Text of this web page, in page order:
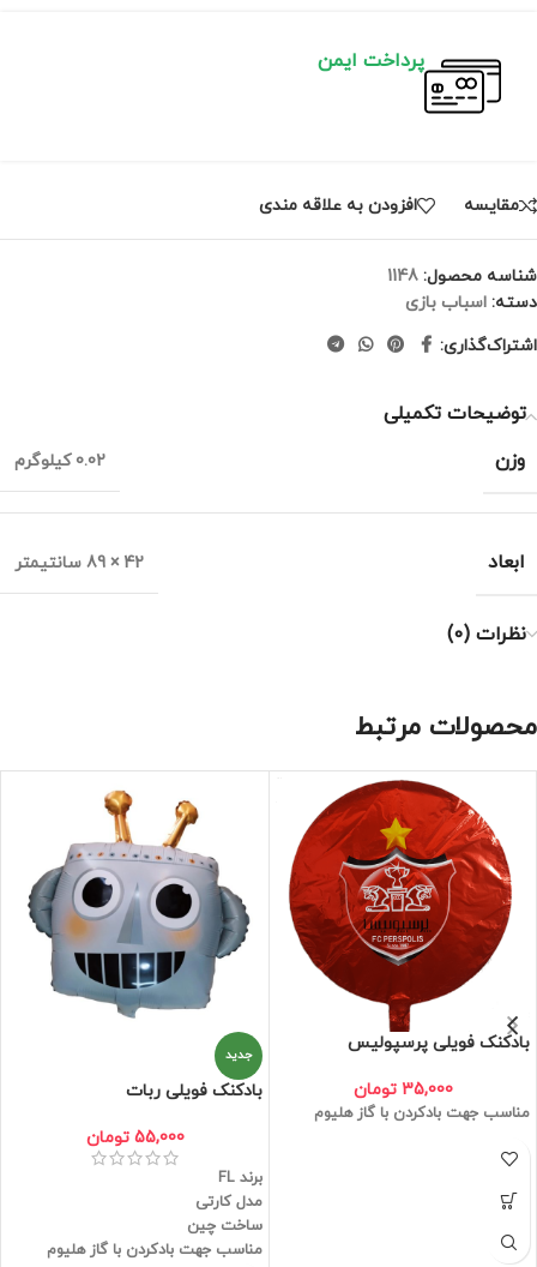
پرداخت ایمن
مقايسه افزودن به علاقه مندی
شناسه محصول: 1148
دسته: اسباب بازی
اشتراک‌گذاری:
توضیحات تکمیلی
وزن
0.02 کیلوگرم
ابعاد 42 × 89 سانتیمتر
نظرات (0)
محصولات مرتبط
بادکنک فویلی پرسپولیس
35,000 تومان
مناسب جهت بادکردن با گاز هلیوم
جدید
بادکنک فویلی ربات
55,000 تومان
برند FL
مدل کارتی
ساخت چین
مناسب جهت بادکردن با گاز هلیوم